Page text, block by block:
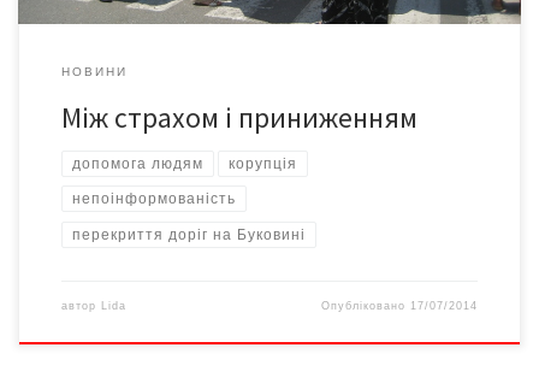
НОВИНИ
Між страхом і приниженням
допомога людям корупція
непоінформованість
перекриття доріг на Буковині
автор Lida Опубліковано 17/07/2014